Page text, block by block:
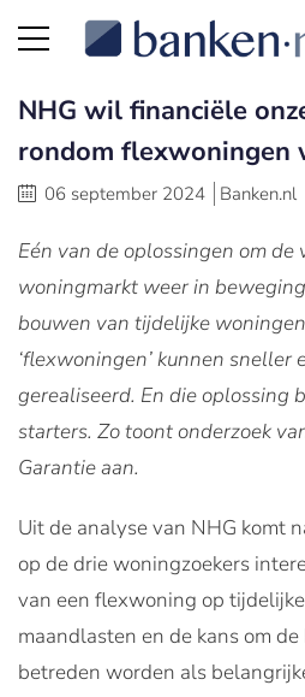
NHG wil financiële
rondom flexwoningen
06 september 2024 Banken.nl
Eén van de oplossingen om de
woningmarkt weer in
bouwen van tijdelijke
‘flexwoningen’ kunnen sneller
gerealiseerd. En die oplossing
starters. Zo toont onderzoek
Garantie aan.
Uit de analyse van NHG komt
op de drie woningzoekers
van een flexwoning op
maandlasten en de kans om
betreden worden als